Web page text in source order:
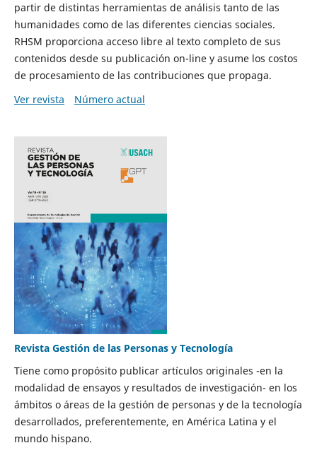
partir de distintas herramientas de análisis tanto de las
humanidades como de las diferentes ciencias sociales.
RHSM proporciona acceso libre al texto completo de sus
contenidos desde su publicación on-line y asume los costos
de procesamiento de las contribuciones que propaga.
Ver revista
Número actual
Revista Gestión de las Personas y Tecnología
Tiene como propósito publicar artículos originales -en la
modalidad de ensayos y resultados de investigación- en los
ámbitos o áreas de la gestión de personas y de la tecnología
desarrollados, preferentemente, en América Latina y el
mundo hispano.